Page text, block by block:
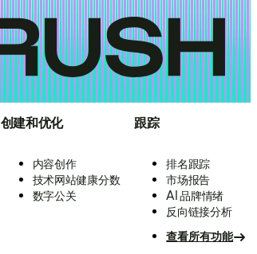
创建和优化
内容创作
技术网站健康分数
数字公关
跟踪
排名跟踪
市场报告
AI 品牌情绪
反向链接分析
查看所有功能